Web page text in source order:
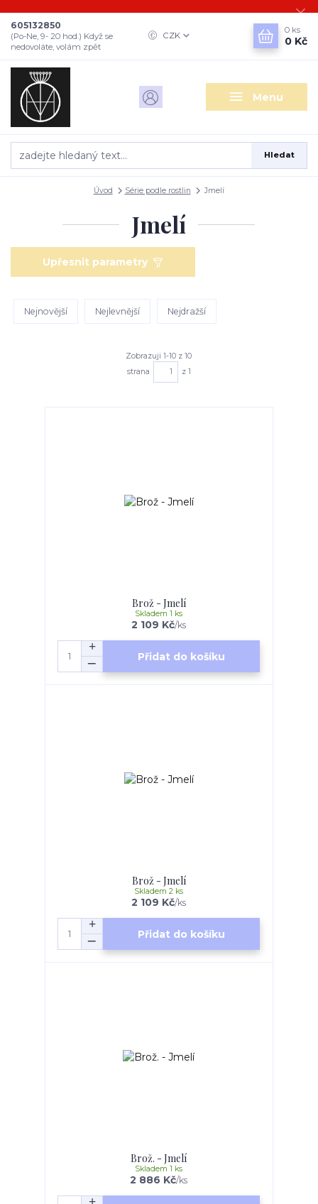
Menu
CZK
Hledat
605132850
(Po-Ne, 9- 20 hod.) Když se
nedovoláte, volám zpět
0 ks
0 Kč
Úvod Série podle rostlin Jmelí
Jmelí
Upřesnit parametry
Nejnovější Nejlevnější Nejdražší
Zobrazuji 1-10 z 10
strana
z 1
Brož - Jmelí
2 109 Kč/ks
Skladem 1 ks
Přidat do košíku
Brož - Jmelí
2 109 Kč/ks
Skladem 2 ks
Přidat do košíku
Brož. - Jmelí
2 886 Kč/ks
Skladem 1 ks